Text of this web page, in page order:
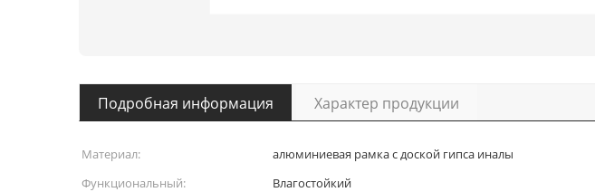
Подробная информация Характер продукции
Материал: алюминиевая рамка с доской гипса иналы
Функциональный:
Влагостойкий